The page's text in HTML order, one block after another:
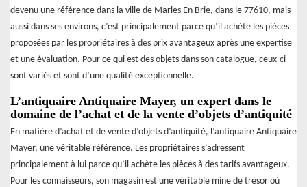
devenu une référence dans la ville de Marles En Brie, dans le 77610, mais
aussi dans ses environs, c’est principalement parce qu’il achète les pièces
proposées par les propriétaires à des prix avantageux après une expertise
et une évaluation. Pour ce qui est des objets dans son catalogue, ceux-ci
sont variés et sont d’une qualité exceptionnelle.
L’antiquaire Antiquaire Mayer, un expert dans le
domaine de l’achat et de la vente d’objets d’antiquité
En matière d’achat et de vente d’objets d’antiquité, l’antiquaire Antiquaire
Mayer, une véritable référence. Les propriétaires s’adressent
principalement à lui parce qu’il achète les pièces à des tarifs avantageux.
Pour les connaisseurs, son magasin est une véritable mine de trésor où